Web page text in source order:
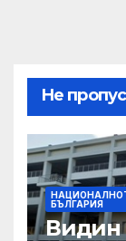
Не
БЪЛГАРИЯ
Видин